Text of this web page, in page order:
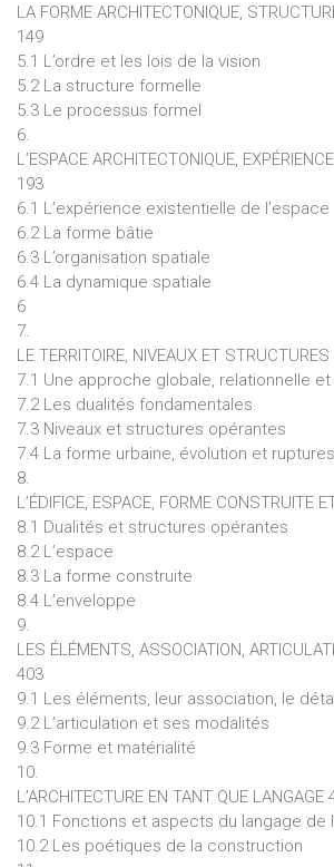
LA FORME ARCHITECTONIQUE,
149
5.1 L’ordre et les lois de la vision
5.2 La structure formelle
5.3 Le processus formel
6.
L’ESPACE ARCHITECTONIQUE,
193
6.1 L’expérience existentielle de l’espace
6.2 La forme bâtie
6.3 L’organisation spatiale
6.4 La dynamique spatiale
6
7.
LE TERRITOIRE, NIVEAUX ET
7.1 Une approche globale, relationnelle
7.2 Les dualités fondamentales
7.3 Niveaux et structures opérantes
7.4 La forme urbaine, évolution et ruptures
8.
L’ÉDIFICE, ESPACE, FORME CONSTRUITE
8.1 Dualités et structures opérantes
8.2 L’espace
8.3 La forme construite
8.4 L’enveloppe
9.
LES ÉLÉMENTS, ASSOCIATION,
403
9.1 Les éléments, leur association, le
9.2 L’articulation et ses modalités
9.3 Forme et matérialité
10.
L’ARCHITECTURE EN TANT QUE LANGAGE
10.1 Fonctions et aspects du langage de
10.2 Les poétiques de la construction